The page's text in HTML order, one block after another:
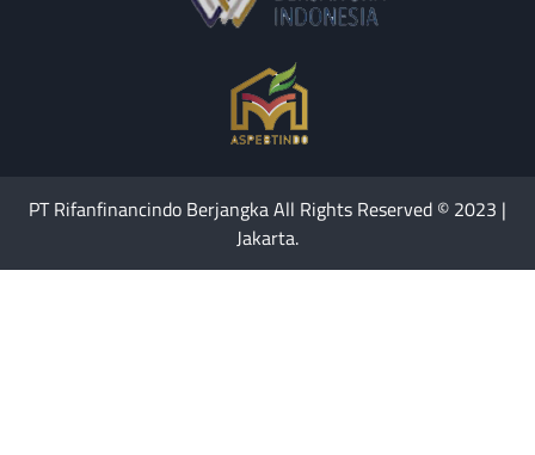
PT Rifanfinancindo Berjangka All Rights Reserved © 2023 |
Jakarta.